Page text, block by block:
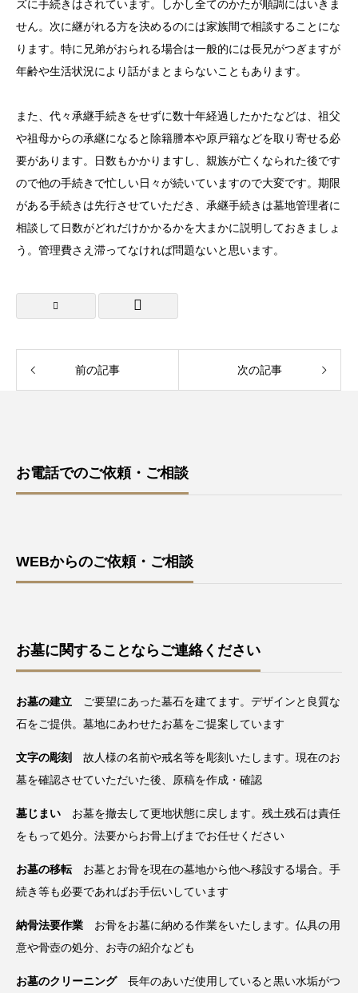
ズに手続きはされています。しかし全てのかたが順調にはいきま
せん。次に継がれる方を決めるのには家族間で相談することにな
ります。特に兄弟がおられる場合は一般的には長兄がつぎますが
年齢や生活状況により話がまとまらないこともあります。
また、代々承継手続きをせずに数十年経過したかたなどは、祖父
や祖母からの承継になると除籍謄本や原戸籍などを取り寄せる必
要があります。日数もかかりますし、親族が亡くなられた後です
ので他の手続きで忙しい日々が続いていますので大変です。期限
がある手続きは先行させていただき、承継手続きは墓地管理者に
相談して日数がどれだけかかるかを大まかに説明しておきましょ
う。管理費さえ滞ってなければ問題ないと思います。
前の記事 次の記事
お電話でのご依頼・ご相談
WEBからのご依頼・ご相談
お墓に関することならご連絡ください
お墓の建立 ご要望にあった墓石を建てます。デザインと良質な
石をご提供。墓地にあわせたお墓をご提案しています
文字の彫刻
故人様の名前や戒名等を彫刻いたします。現在のお
墓を確認させていただいた後、原稿を作成・確認
墓じまい お墓を撤去して更地状態に戻します。残土残石は責任
をもって処分。法要からお骨上げまでお任せください
お墓の移転お墓とお骨を現在の墓地から他へ移設する場合。手
続き等も必要であればお手伝いしています
納骨法要作業 お骨をお墓に納める作業をいたします。仏具の用
意や骨壺の処分、お寺の紹介なども
お墓のクリーニング長年のあいだ使用していると黒い水垢がつ